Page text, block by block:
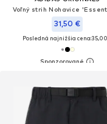
Voľný strih Nohavice
31,50 €
Posledná najnižšia cena: